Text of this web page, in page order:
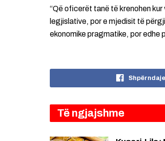
“Që oficerët tanë të krenohen
legjislative, por e mjedisit të
ekonomike pragmatike, por edhe
Shpërndaje
Të ngjajshme